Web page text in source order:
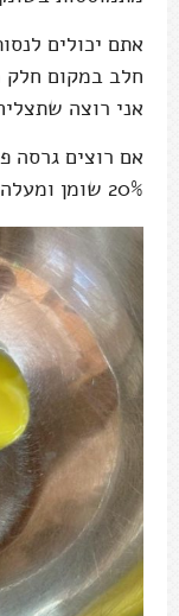
אתם יכולים
חלב במקום חלק
אני רוצה
אם רוצים גרסה
20% שומן ומעלה.